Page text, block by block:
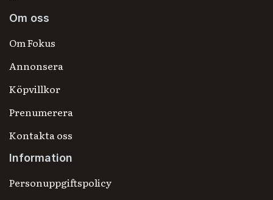
Om oss
Om Fokus
Annonsera
Köpvillkor
Prenumerera
Kontakta oss
Information
Personuppgiftspolicy